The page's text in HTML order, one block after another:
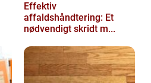
Effektiv
affaldshåndtering: Et
nødvendigt skridt m...